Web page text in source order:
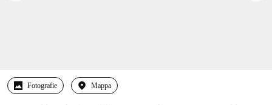
Fotografie Mappa